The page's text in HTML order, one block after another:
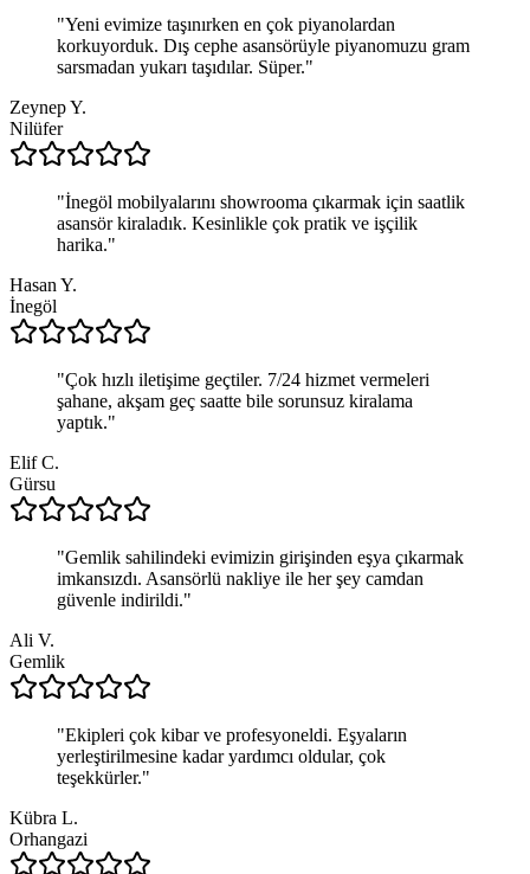
"Yeni evimize taşınırken en çok piyanolardan
korkuyorduk. Dış cephe asansörüyle piyanomuzu gram
sarsmadan yukarı taşıdılar. Süper."
Zeynep Y.
Nilüfer
"İnegöl mobilyalarını showrooma çıkarmak için saatlik
asansör kiraladık. Kesinlikle çok pratik ve işçilik
harika."
Hasan Y.
İnegöl
"Çok hızlı iletişime geçtiler. 7/24 hizmet vermeleri
şahane, akşam geç saatte bile sorunsuz kiralama
yaptık."
Elif C.
Gürsu
"Gemlik sahilindeki evimizin girişinden eşya çıkarmak
imkansızdı. Asansörlü nakliye ile her şey camdan
güvenle indirildi."
Ali V.
Gemlik
"Ekipleri çok kibar ve profesyoneldi. Eşyaların
yerleştirilmesine kadar yardımcı oldular, çok
teşekkürler."
Kübra L.
Orhangazi